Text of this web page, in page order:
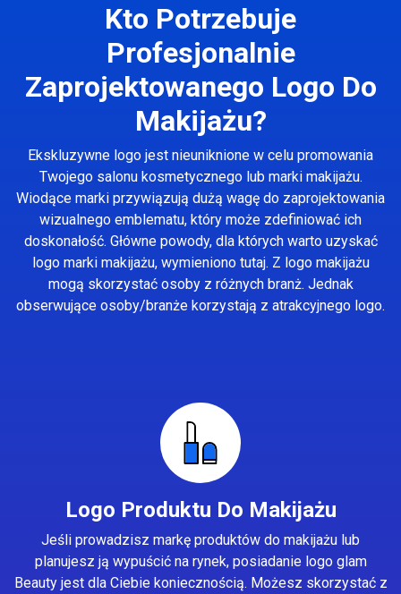
Kto Potrzebuje
Profesjonalnie
Zaprojektowanego Logo Do
Makijażu?
Ekskluzywne logo jest nieuniknione w celu promowania
Twojego salonu kosmetycznego lub marki makijażu.
Wiodące marki przywiązują dużą wagę do zaprojektowania
wizualnego emblematu, który może zdefiniować ich
doskonałość. Główne powody, dla których warto uzyskać
logo marki makijażu, wymieniono tutaj. Z logo makijażu
mogą skorzystać osoby z różnych branż. Jednak
obserwujące osoby/branże korzystają z atrakcyjnego logo.
Logo Produktu Do Makijażu
Jeśli prowadzisz markę produktów do makijażu lub
planujesz ją wypuścić na rynek, posiadanie logo glam
Beauty jest dla Ciebie koniecznością. Możesz skorzystać z